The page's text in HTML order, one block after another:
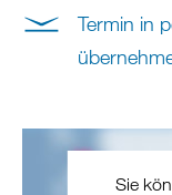
Termin in
Sie